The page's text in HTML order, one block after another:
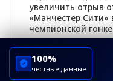
увеличить отрыв
«Манчестер Сити»
чемпионской гонке
100%
честные данные